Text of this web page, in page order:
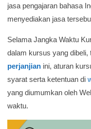
jasa pengajaran bahasa
menyediakan jasa
Selama Jangka Waktu
dalam kursus yang dibeli,
perjanjian ini, aturan
syarat serta ketentuan di
yang diumumkan oleh
waktu.